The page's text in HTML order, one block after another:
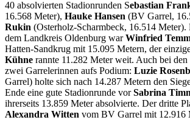
40 absolvierten Stadionrunden Sebastian
16.568 Meter), Hauke Hansen (BV Garrel,
Rukin (Osterholz-Scharmbeck, 16.514 Meter).
dem Landkreis Oldenburg warWinfried
Hatten-Sandkrug mit 15.095 Metern, der
Kühne rannte 11.282 Meter weit. Auch bei den
zwei Garrelerinnen aufs Podium: Luzie
Garrel) holte sich nach 14.287 Metern den
Ende eine gute Stadionrunde vorSabrina
ihrerseits 13.859 Meter absolvierte. Der dritte
Alexandra Witten vom BV Garrel mit 12.916